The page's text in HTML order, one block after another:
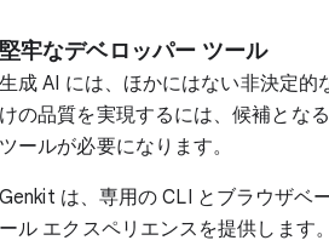
堅牢なデベロッパー ツール
生成 AI には、ほかにはない非決定
けの品質を実現するには、候補とな
ツールが必要になります。
Genkit は、専用の CLI とブラウザベ
ール エクスペリエンスを提供します